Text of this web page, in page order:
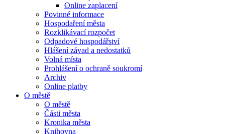
Online zaplacení
Povinné informace
Hospodaření města
Rozklikávací rozpočet
Odpadové hospodářství
Hlášení závad a nedostatků
Volná místa
Prohlášení o ochraně soukromí
Archiv
Online platby
O městě
O městě
Části města
Kronika města
Knihovna